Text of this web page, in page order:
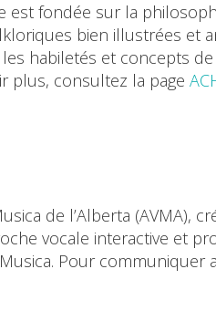
est fondée sur la
bien illustrées et
habiletés et concepts
plus, consultez la page
de l’Alberta
vocale interactive et
Pour